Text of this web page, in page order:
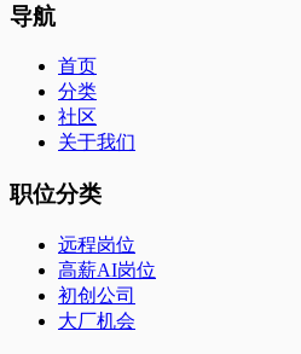
导航
首页
分类
社区
关于我们
职位分类
远程岗位
高薪AI岗位
初创公司
大厂机会